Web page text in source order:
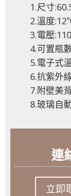
1.尺寸
2.溫度
3.電壓
4.可置瓶
5.電子式
6.抗紫外
7.附壁美
8.玻璃自
連
立即